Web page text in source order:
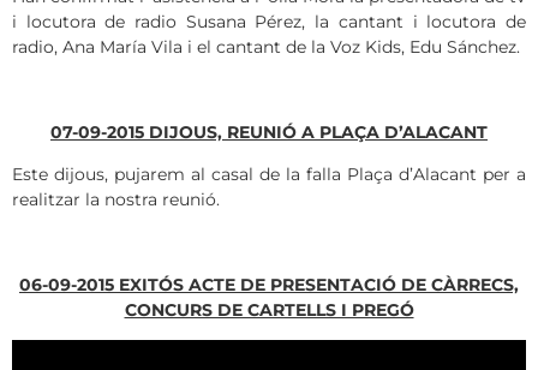
i locutora de radio Susana Pérez, la cantant i locutora de
radio, Ana María Vila i el cantant de la Voz Kids, Edu Sánchez.
07-09-2015 DIJOUS, REUNIÓ A PLAÇA D’ALACANT
Este dijous, pujarem al casal de la falla Plaça d’Alacant per a
realitzar la nostra reunió.
06-09-2015 EXITÓS ACTE DE PRESENTACIÓ DE CÀRRECS,
CONCURS DE CARTELLS I PREGÓ